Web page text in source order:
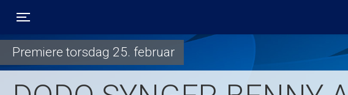
Premiere torsdag 25. februar